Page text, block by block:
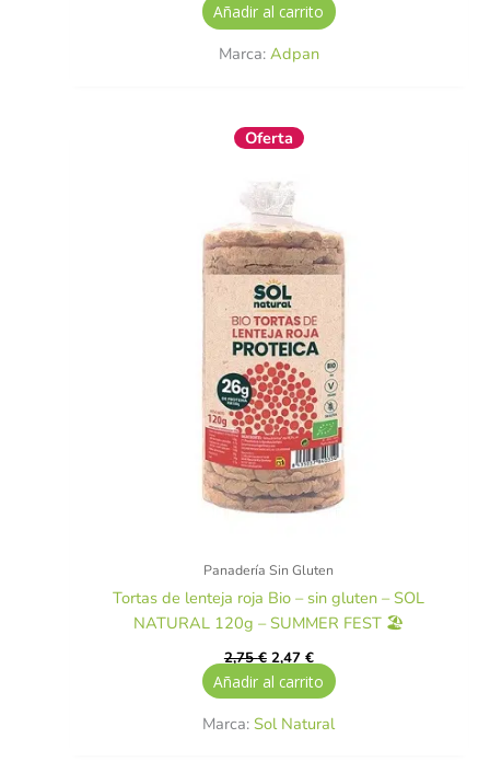
Añadir al carrito
Marca: Adpan
Oferta
Panadería Sin Gluten
Tortas de lenteja roja Bio – sin gluten – SOL
NATURAL 120g – SUMMER FEST 🏖️
2,75€
El
precio
era:
2,75 €.
2,47 €
Añadir al carrito
Marca:Sol Natural